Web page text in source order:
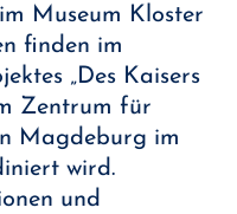
Museum Kloster
finden im
„Des Kaisers
Zentrum für
Magdeburg im
wird.
und